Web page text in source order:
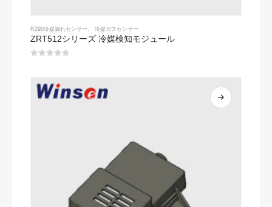
R290冷媒漏れセンサー 冷媒ガスセンサー
ZRT512シリーズ 冷媒検知モジュール